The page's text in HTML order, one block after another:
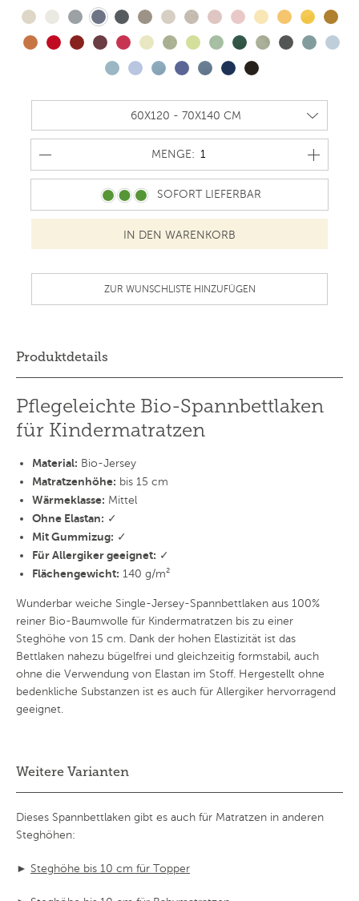
MENGE: MENGE
SOFORT LIEFERBAR
ZUR WUNSCHLISTE HINZUFÜGEN
Produktdetails
Pflegeleichte Bio-Spannbettlaken
für Kindermatratzen
Material: Bio-Jersey
Matratzenhöhe: bis 15 cm
Wärmeklasse: Mittel
Ohne Elastan: ✓
Mit Gummizug: ✓
Für Allergiker geeignet: ✓
Flächengewicht: 140 g/m²
Wunderbar weiche Single-Jersey-Spannbettlaken aus 100%
reiner Bio-Baumwolle für Kindermatratzen bis zu einer
Steghöhe von 15 cm. Dank der hohen Elastizität ist das
Bettlaken nahezu bügelfrei und gleichzeitig formstabil, auch
ohne die Verwendung von Elastan im Stoff. Hergestellt ohne
bedenkliche Substanzen ist es auch für Allergiker hervorragend
geeignet.
Weitere Varianten
Dieses Spannbettlaken gibt es auch für Matratzen in anderen
Steghöhen:
► Steghöhe bis 10 cm für Topper